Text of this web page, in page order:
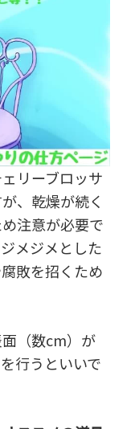
リーブロッサ
、乾燥が続く
注意が必要で
メジメとした
敗を招くため
（数cm）が
行うといいで